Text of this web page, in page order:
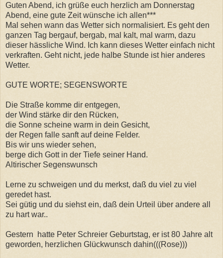
Guten Abend, ich grüße euch herzlich am Donnerstag
Abend, eine gute Zeit wünsche ich allen***
Mal sehen wann das Wetter sich normalisiert. Es geht den
ganzen Tag bergauf, bergab, mal kalt, mal warm, dazu
dieser hässliche Wind. Ich kann dieses Wetter einfach nicht
verkraften. Geht nicht, jede halbe Stunde ist hier anderes
Wetter.
GUTE WORTE; SEGENSWORTE
Die Straße komme dir entgegen,
der Wind stärke dir den Rücken,
die Sonne scheine warm in dein Gesicht,
der Regen falle sanft auf deine Felder.
Bis wir uns wieder sehen,
berge dich Gott in der Tiefe seiner Hand.
Altirischer Segenswunsch
Lerne zu schweigen und du merkst, daß du viel zu viel
geredet hast.
Sei gütig und du siehst ein, daß dein Urteil über andere all
zu hart war..
Gestern hatte Peter Schreier Geburtstag, er ist 80 Jahre alt
geworden, herzlichen Glückwunsch dahin(((Rose)))